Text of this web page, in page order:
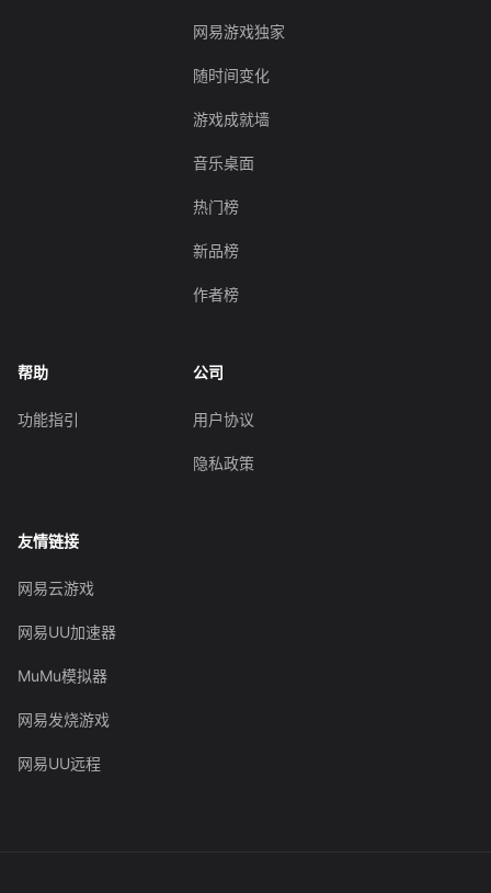
网易游戏独家
随时间变化
游戏成就墙
音乐桌面
热门榜
新品榜
作者榜
帮助
功能指引
公司
用户协议
隐私政策
友情链接
网易云游戏
网易UU加速器
MuMu模拟器
网易发烧游戏
网易UU远程